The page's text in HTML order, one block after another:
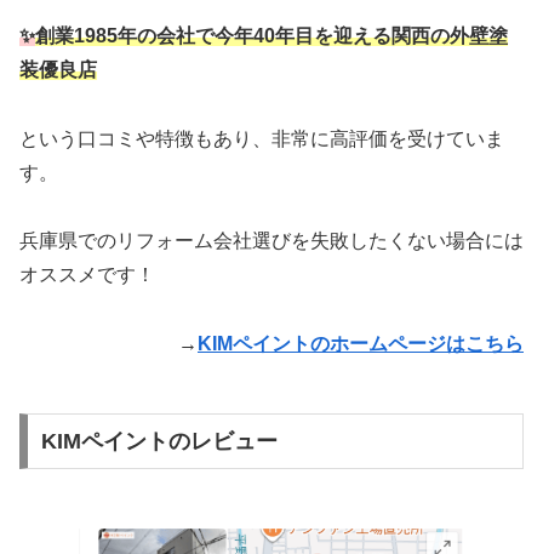
✨創業1985年の会社で今年40年目を迎える関西の外壁塗
装優良店
という口コミや特徴もあり、非常に高評価を受けていま
す。
兵庫県でのリフォーム会社選びを失敗したくない場合には
オススメです！
→ KIMペイントのホームページはこちら
KIMペイントのレビュー